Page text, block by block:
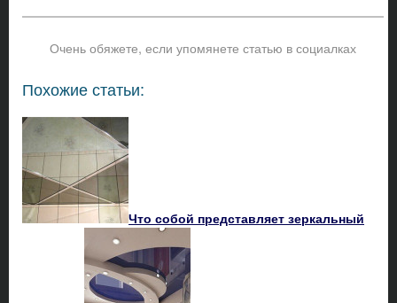
Очень обяжете, если упомянете статью в социалках
Похожие статьи:
Что собой представляет зеркальный